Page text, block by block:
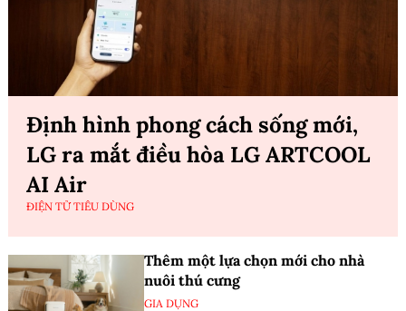
Định hình phong cách sống mới,
LG ra mắt điều hòa LG ARTCOOL
AI Air
ĐIỆN TỬ TIÊU DÙNG
Thêm một lựa chọn mới cho nhà
nuôi thú cưng
GIA DỤNG